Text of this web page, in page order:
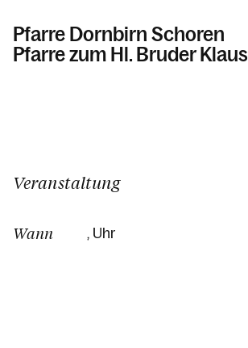
Pfarre Dornbirn Schoren
Pfarre zum Hl. Bruder Klaus
Kalender
Personen
Veranstaltung
Wann , Uhr